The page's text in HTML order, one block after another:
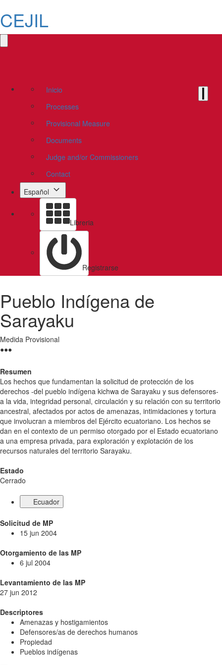
CEJIL
Inicio
Processes
Provisional Measure
Documents
Judge and/or Commissioners
Contact
Español
Libreria
Registrarse
Pueblo Indígena de
Sarayaku
Medida Provisional
●●●
Resumen
Los hechos que fundamentan la solicitud de protección de los
derechos -del pueblo indígena kichwa de Sarayaku y sus defensores-
a la vida, integridad personal, circulación y su relación con su territorio
ancestral, afectados por actos de amenazas, intimidaciones y tortura
que involucran a miembros del Ejército ecuatoriano. Los hechos se
dan en el contexto de un permiso otorgado por el Estado ecuatoriano
a una empresa privada, para exploración y explotación de los
recursos naturales del territorio Sarayaku.
Estado
Cerrado
Ecuador
Solicitud de MP
15 jun 2004
Otorgamiento de las MP
6 jul 2004
Levantamiento de las MP
27 jun 2012
Descriptores
Amenazas y hostigamientos
Defensores/as de derechos humanos
Propiedad
Pueblos indígenas